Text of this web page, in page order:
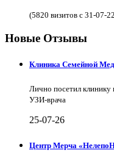
(5820 визитов с 31-07-
Новые Отзывы
Клиника Семейной
Лично посетил клинику
УЗИ-врача
25-07-26
Центр Мерча